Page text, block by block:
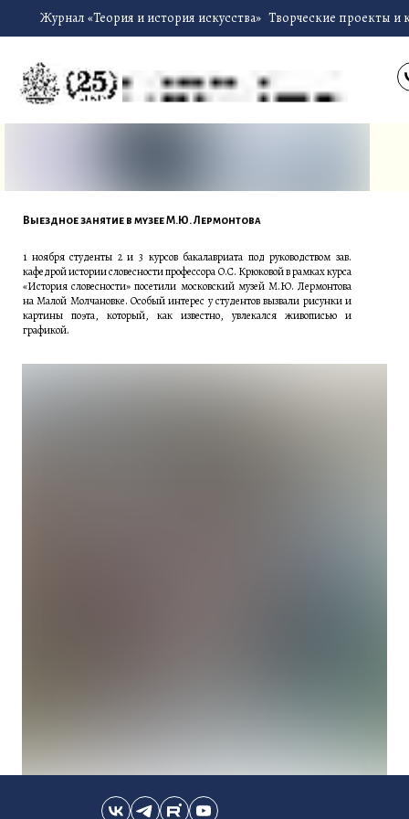
Журнал «Теория и история искусства» Творческие проекты и
1 ноября студенты 2 и 3 курсов бакалавриата под руководством зав.
кафедрой истории словесности профессора О.С. Крюковой в рамках курса
«История словесности» посетили московский музей М.Ю. Лермонтова
на Малой Молчановке. Особый интерес у студентов вызвали рисунки и
картины поэта, который, как известно, увлекался живописью и
графикой.
Выездное занятие в музее М.Ю. Лермонтова